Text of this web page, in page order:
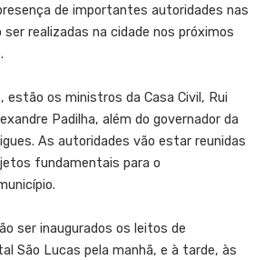
de importantes autoridades nas
ser realizadas na cidade nos próximos
estão os ministros da Casa Civil, Rui
Padilha, além do governador da
As autoridades vão estar reunidas
fundamentais para o
ser inaugurados os leitos de
São Lucas pela manhã, e à tarde, às